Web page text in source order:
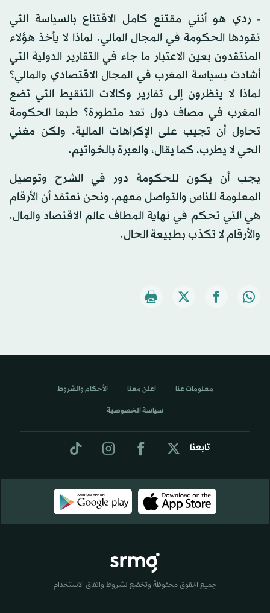
- ردي هو أنني مقتنع كامل الاقتناع بالسياسة التي
تقودها الحكومة في المجال المالي. لماذا لا يأخذ هؤلاء
المنتقدون بعين الاعتبار ما جاء في التقارير الدولية التي
أشادت بسياسة المغرب في المجال الاقتصادي والمالي؟
لماذا لا ينظرون إلى تقارير وكالات التنقيط التي تضع
المغرب في مصاف دول تعد متطورة؟ طبعا الحكومة
تحاول أن تجيب على الإكراهات المالية. ولكن مغني
الحي لا يطرب، كما يقال، والعبرة بالخواتيم.
يجب أن يكون للحكومة دور في الشرح وتوصيل
المعلومة للناس والتواصل معهم، ونحن نعتقد أن الأرقام
هي التي تحكم في نهاية المطاف عالم الاقتصاد والمال،
والأرقام لا تكذب بطبيعة الحال.
تابعنا
معلومات عنا اعلن معنا الأحكام والشروط
سياسة الخصوصية
جميع الحقوق محفوظة وتخضع لشروط واتفاق الاستخدام